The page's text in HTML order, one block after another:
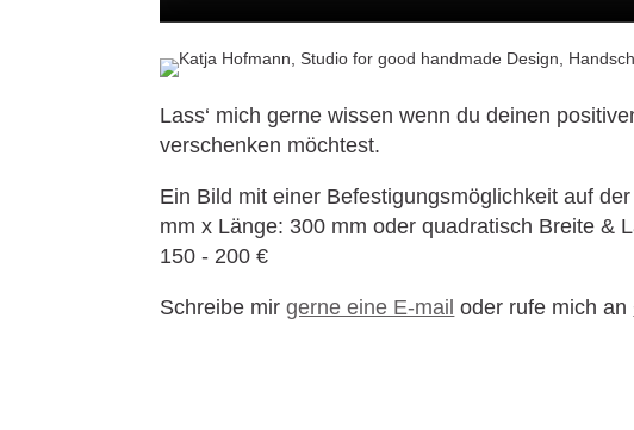
Lass‘ mich gerne wissen wenn du deinen
verschenken möchtest.
Ein Bild mit einer Befestigungsmöglichkeit auf
mm x Länge: 300 mm oder quadratisch Breite &
150 - 200 €
Schreibe mirgerne eine E-mail oder rufe mich an